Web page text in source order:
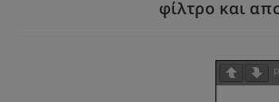
φίλτρο και